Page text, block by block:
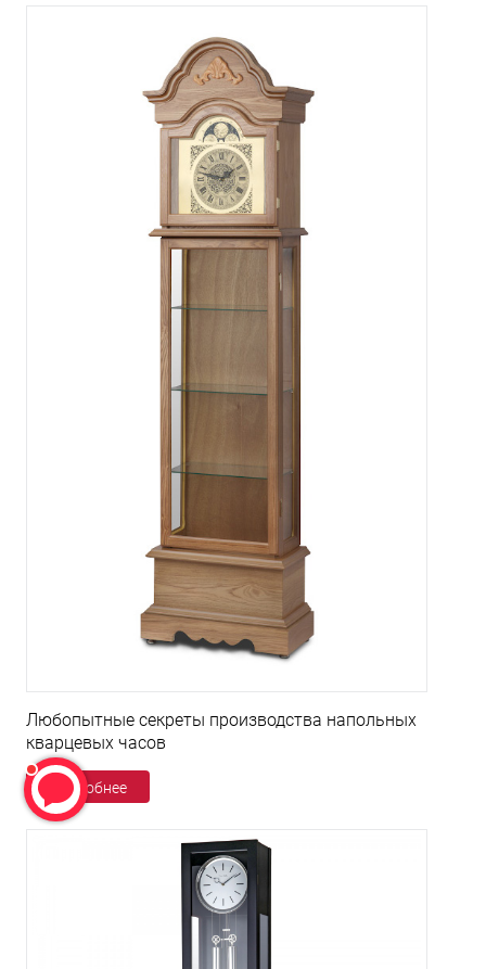
Любопытные секреты производства напольных
кварцевых часов
Подробнее